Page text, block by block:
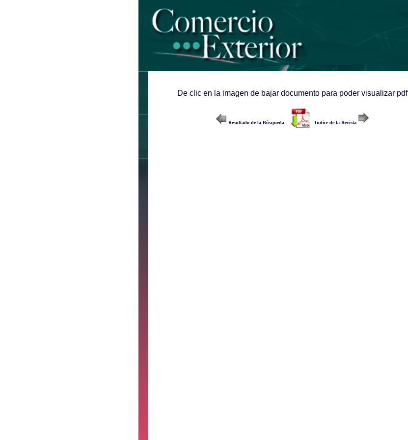
De clic en la imagen de bajar documento para poder visualizar pdf
Resultado de la Búsqueda Indice de la Revista